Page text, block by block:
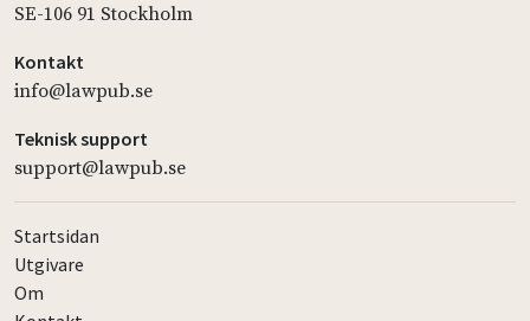
SE-106 91 Stockholm
Kontakt
info@lawpub.se
Teknisk support
support@lawpub.se
Startsidan
Utgivare
Om